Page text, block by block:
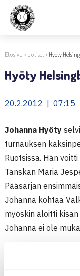
Etusivu > Uutiset> Hyöty
Hyöty
20.2.2012 | 07:15
Johanna Hyöty
turnauksen
Ruotsissa. Hän
Tanskan Maria
Pääsarjan
Johanna kohtaa
myöskin aloitti kisan
Johanna ei ole
18.-25.2.2012